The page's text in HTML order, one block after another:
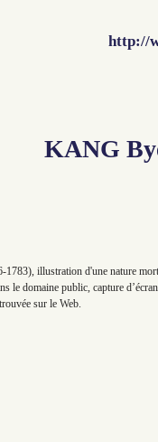
http://
KANG
1783), illustration d'une nature
le domaine public, capture
trouvée sur le Web.